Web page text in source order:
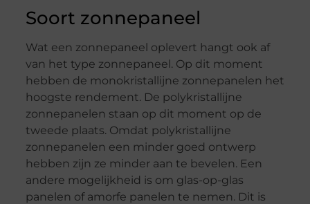
Soort zonnepaneel
Wat een zonnepaneel oplevert hangt ook af
van het type zonnepaneel. Op dit moment
hebben de monokristallijne zonnepanelen het
hoogste rendement. De polykristallijne
zonnepanelen staan op dit moment op de
tweede plaats. Omdat polykristallijne
zonnepanelen een minder goed ontwerp
hebben zijn ze minder aan te bevelen. Een
andere mogelijkheid is om glas-op-glas
panelen of amorfe panelen te nemen. Dit is